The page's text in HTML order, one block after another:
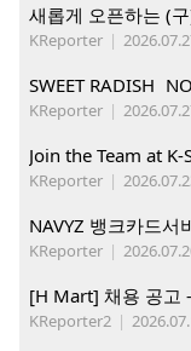
KReporter |
SWEET RADISH
KReporter |
Join the Team at K-
KReporter |
NAVYZ 뱅크카드서
KReporter |
[H Mart] 채용 공고
KReporter2 |